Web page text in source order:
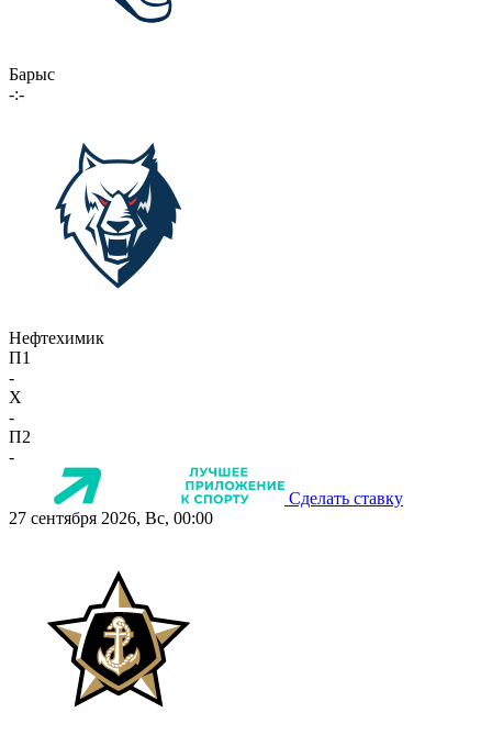
Барыс
-:-
Нефтехимик
П1
-
X
-
П2
-
Сделать ставку
27 сентября 2026, Вс, 00:00